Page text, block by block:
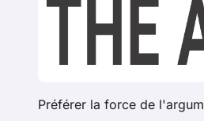
Préférer la force de